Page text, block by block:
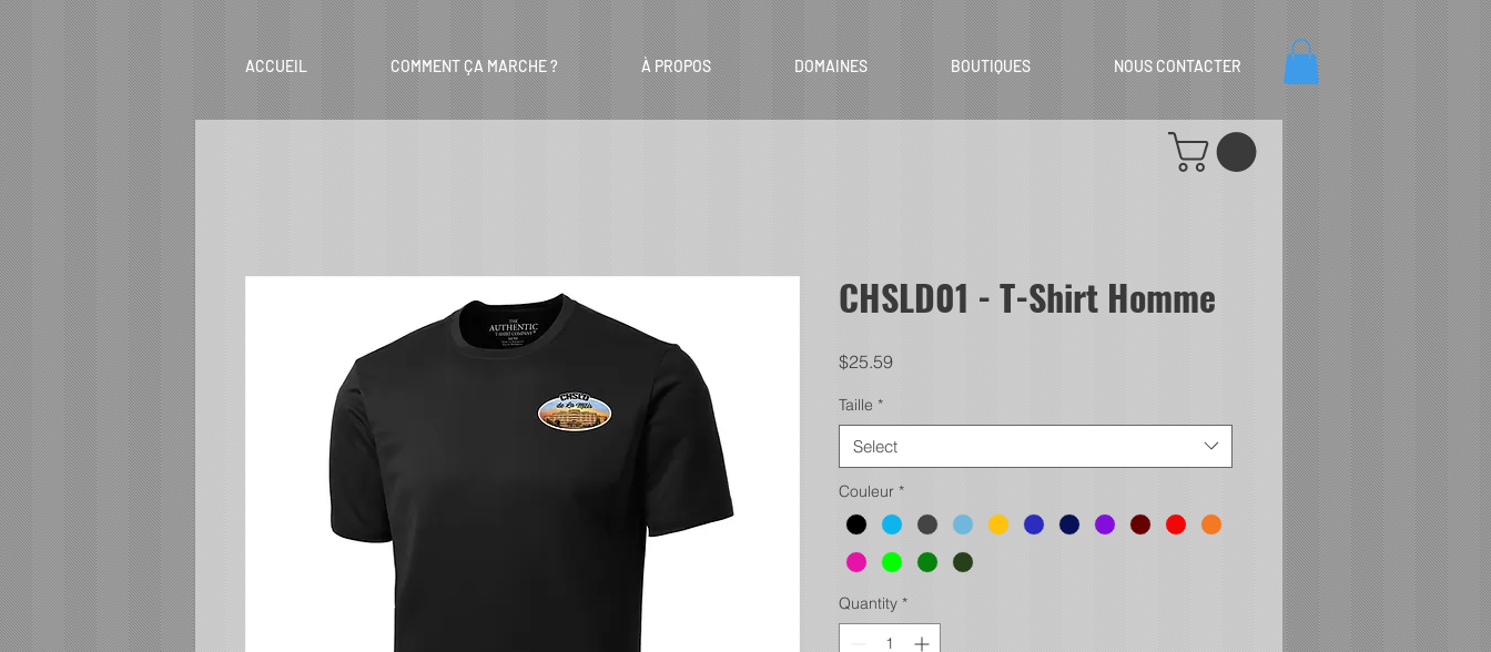
ACCUEIL COMMENT ÇA MARCHE ? À PROPOS DOMAINES BOUTIQUES NOUS CONTACTER
CHSLD01 - T-Shirt Homme
$25.59Price
Taille *
Select
Couleur *
Quantity *